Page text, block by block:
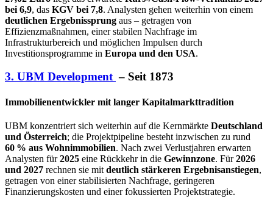
bei 6,9, das KGV bei 7,8. Analysten gehen weiterhin von einem
deutlichen Ergebnissprung aus – getragen von
Effizienzmaßnahmen, einer stabilen Nachfrage im
Infrastrukturbereich und möglichen Impulsen durch
Investitionsprogramme in Europa und den USA.
3. UBM Development – Seit 1873
Immobilienentwickler mit langer Kapitalmarkttradition
UBM konzentriert sich weiterhin auf die Kernmärkte Deutschland
und Österreich; die Projektpipeline besteht inzwischen zu rund
60 % aus Wohnimmobilien. Nach zwei Verlustjahren erwarten
Analysten für2025 eine Rückkehr in die Gewinnzone. Für2026
und 2027 rechnen sie mit deutlich stärkeren Ergebnisanstiegen,
getragen von einer stabilisierten Nachfrage, geringeren
Finanzierungskosten und einer fokussierten Projektstrategie.